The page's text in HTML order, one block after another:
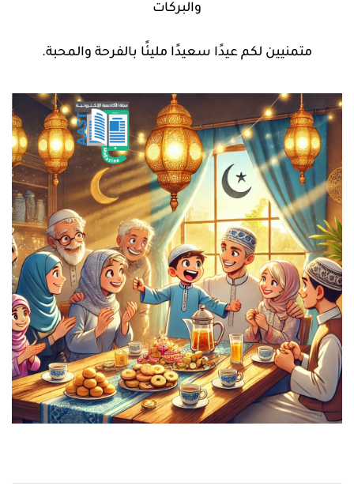
والبركات
.متمنيين لكم عيدًا سعيدًا مليئًا بالفرحة والمحبة